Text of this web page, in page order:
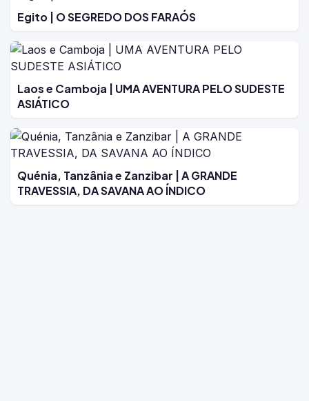
Egito | O SEGREDO DOS FARAÓS
Laos e Camboja | UMA AVENTURA PELO SUDESTE
ASIÁTICO
Quénia, Tanzânia e Zanzibar | A GRANDE
TRAVESSIA, DA SAVANA AO ÍNDICO